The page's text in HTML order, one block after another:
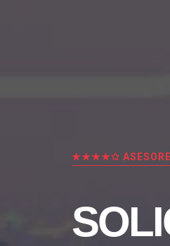
★★★★✩